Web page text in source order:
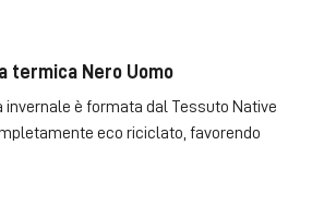
termica Nero Uomo
invernale è formata dal Tessuto Native
eco riciclato, favorendo